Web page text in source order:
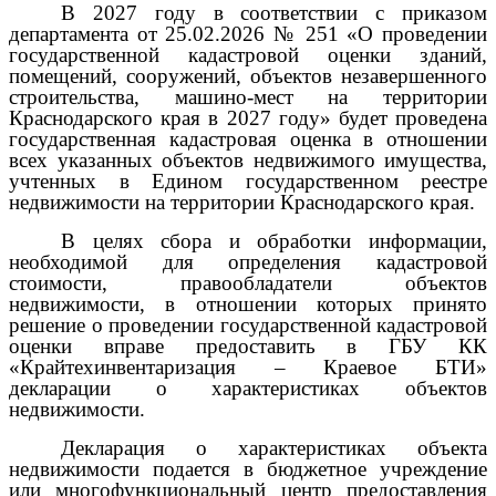
В 2027 году в соответствии с приказом
департамента от 25.02.2026 № 251 «О проведении
государственной кадастровой оценки зданий,
помещений, сооружений, объектов незавершенного
строительства, машино-мест на территории
Краснодарского края в 2027 году» будет проведена
государственная кадастровая оценка в отношении
всех указанных объектов недвижимого имущества,
учтенных в Едином государственном реестре
недвижимости на территории Краснодарского края.
В целях сбора и обработки информации,
необходимой для определения кадастровой
стоимости, правообладатели объектов
недвижимости, в отношении которых принято
решение о проведении государственной кадастровой
оценки вправе предоставить в ГБУ КК
«Крайтехинвентаризация – Краевое БТИ»
декларации о характеристиках объектов
недвижимости.
Декларация о характеристиках объекта
недвижимости подается в бюджетное учреждение
или многофункциональный центр предоставления